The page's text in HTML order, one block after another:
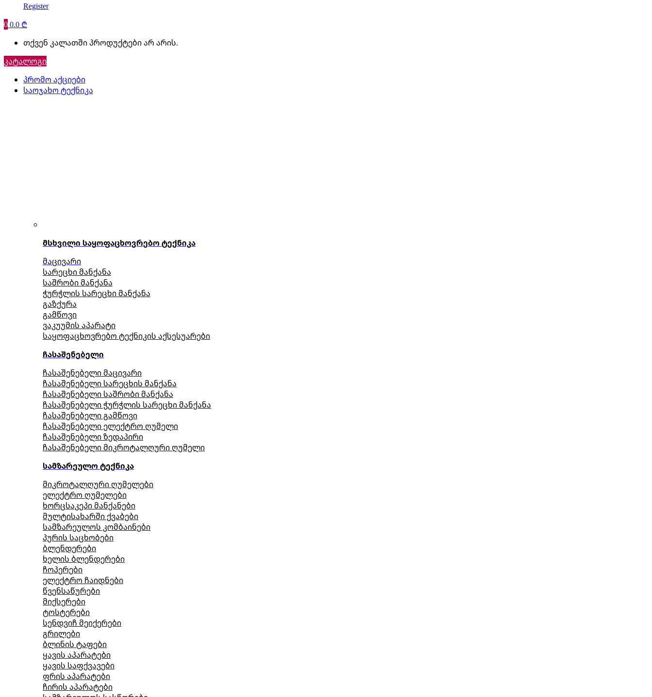
Register
00.0 ₾
თქვენ კალათში პროდუქტები არ არის.
კატალოგი
პრომო აქციები
საოჯახო ტექნიკა
მსხვილი საყოფაცხოვრებო ტექნიკა
მაცივარი
სარეცხი მანქანა
საშრობი მანქანა
ჭურჭლის სარეცხი მანქანა
გაზქურა
გამწოვი
ვაკუუმის აპარატი
საყოფაცხოვრებო ტექნიკის აქსესუარები
ჩასაშენებელი
ჩასაშენებელი მაცივარი
ჩასაშენებელი სარეცხის მანქანა
ჩასაშენებელი საშრობი მანქანა
ჩასაშენებელი ჭურჭლის სარეცხი მანქანა
ჩასაშენებელი გამწოვი
ჩასაშენებელი ელექტრო ღუმელი
ჩასაშენებელი ზედაპირი
ჩასაშენებელი მიკროტალღური ღუმელი
სამზარეულო ტექნიკა
მიკროტალღური ღუმელები
ელექტრო ღუმელები
ხორცსაკეპი მანქანები
მულტისახარში ქვაბები
სამზარეულოს კომბაინები
პურის საცხობები
ბლენდერები
ხელის ბლენდერები
ჩოპერები
ელექტრო ჩაიდნები
წვენსაწურები
მიქსერები
ტოსტერები
სენდვიჩ მეიქერები
გრილები
ბლინის ტაფები
ყავის აპარატები
ყავის საფქვავები
ფრის აპარატები
ჩირის აპარატები